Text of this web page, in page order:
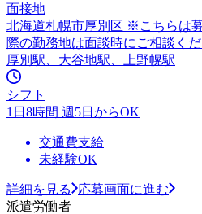
面接地
北海道札幌市厚別区 ※こちらは
際の勤務地は面談時にご相談くだ
厚別駅、大谷地駅、上野幌駅
シフト
1日8時間 週5日からOK
交通費支給
未経験OK
詳細を見る
応募画面に進む
派遣労働者